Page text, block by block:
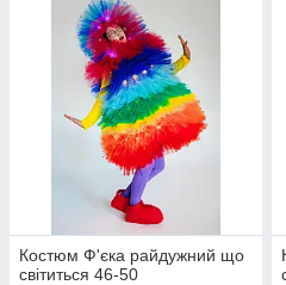
Костюм Ф'єка райдужний що
світиться 46-50